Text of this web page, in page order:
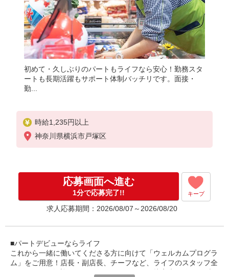
初めて・久しぶりのパートもライフなら安心！勤務スタ
ートも長期活躍もサポート体制バッチリです。面接・
勤...
時給1,235円以上
神奈川県横浜市戸塚区
応募画面へ進む
1分で応募完了!! キープ
求人応募期間：2026/08/07～2026/08/20
■パートデビューならライフ
これから一緒に働いてくださる方に向けて「ウェルカムプログラ
ム」をご用意！店長・副店長、チーフなど、ライフのスタッフ全